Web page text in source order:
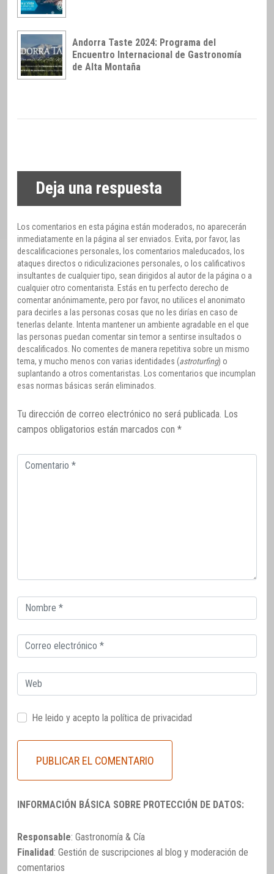
Andorra Taste 2024: Programa del
Encuentro Internacional de Gastronomía
de Alta Montaña
Deja una respuesta
Los comentarios en esta página están moderados, no aparecerán
inmediatamente en la página al ser enviados. Evita, por favor, las
descalificaciones personales, los comentarios maleducados, los
ataques directos o ridiculizaciones personales, o los calificativos
insultantes de cualquier tipo, sean dirigidos al autor de la página o a
cualquier otro comentarista. Estás en tu perfecto derecho de
comentar anónimamente, pero por favor, no utilices el anonimato
para decirles a las personas cosas que no les dirías en caso de
tenerlas delante. Intenta mantener un ambiente agradable en el que
las personas puedan comentar sin temor a sentirse insultados o
descalificados. No comentes de manera repetitiva sobre un mismo
tema, y mucho menos con varias identidades (astroturfing) o
suplantando a otros comentaristas. Los comentarios que incumplan
esas normas básicas serán eliminados.
Tu dirección de correo electrónico no será publicada. Los
campos obligatorios están marcados con *
Comentario
Correo
electrónico
Correo
electrónico
Web
He leido y acepto la política de privacidad
INFORMACIÓN BÁSICA SOBRE PROTECCIÓN DE DATOS:
Responsable: Gastronomía & Cía
Finalidad: Gestión de suscripciones al blog y moderación de
comentarios